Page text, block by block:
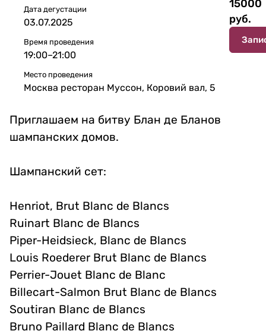
Дата дегустации
03.07.2025
Время проведения
19:00–21:00
Место проведения
Москва ресторан Муссон, Коровий вал, 5
15000
руб.
Приглашаем на битву Блан де Бланов
шампанских домов.
Шампанский сет:
Henriot, Brut Blanc de Blancs
Ruinart Blanc de Blancs
Piper-Heidsieck, Blanc de Blancs
Louis Roederer Brut Blanc de Blancs
Perrier-Jouet Blanc de Blanc
Billecart-Salmon Brut Blanc de Blancs
Soutiran Blanc de Blancs
Bruno Paillard Blanc de Blancs